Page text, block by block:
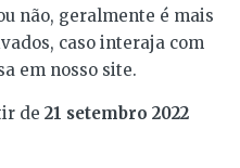
não, geralmente é mais
caso interaja com
em nosso site.
de 21 setembro 2022